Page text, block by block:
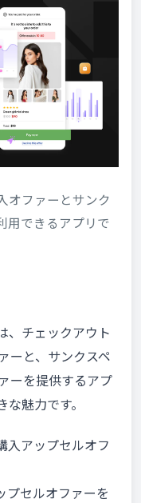
オファーとサンク
用できるアプリで
、チェックアウト
ーと、サンクスペ
ーを提供するアプ
魅力です。
入アップセルオフ
プセルオファーを